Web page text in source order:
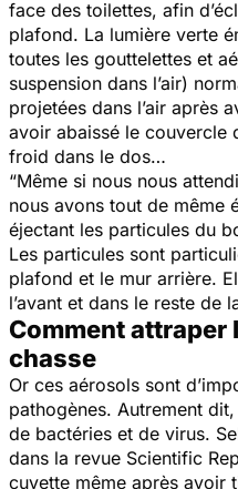
face des toilettes, afin
plafond. La lumière verte
toutes les gouttelettes et
suspension dans l’air)
projetées dans l’air après
avoir abaissé le couvercle
froid dans le dos…
“Même si nous nous
nous avons tout de même
éjectant les particules du
Les particules sont
plafond et le mur arrière.
l’avant et dans le reste de
Comment attraper
chasse
Or ces aérosols sont
pathogènes. Autrement
de bactéries et de virus.
dans la revue Scientific
cuvette même après avoir